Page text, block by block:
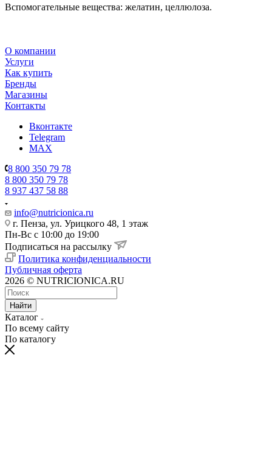
Вспомогательные вещества: желатин, целлюлоза.
О компании
Услуги
Как купить
Бренды
Магазины
Контакты
Вконтакте
Telegram
MAX
8 800 350 79 78
8 800 350 79 78
8 937 437 58 88
info@nutricionica.ru
г. Пенза, ул. Урицкого 48, 1 этаж
Пн-Вс с 10:00 до 19:00
Подписаться на рассылку
Политика конфиденциальности
Публичная оферта
2026 © NUTRICIONICA.RU
Найти
Каталог
По всему сайту
По каталогу